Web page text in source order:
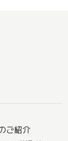
ご紹介